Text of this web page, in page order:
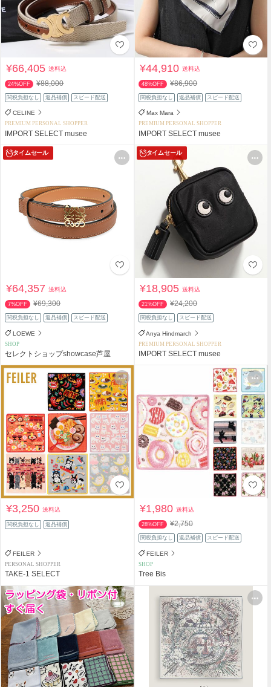
¥66,405送料込
24%OFF ¥88,000
関税負担なし 返品補償 スピード配送
CELINE
PREMIUM PERSONAL SHOPPER
IMPORT SELECT musee
¥44,910送料込
48%OFF ¥86,900
関税負担なし 返品補償 スピード配送
Max Mara
PREMIUM PERSONAL SHOPPER
IMPORT SELECT musee
タイムセール
¥64,357送料込
7%OFF ¥69,300
関税負担なし 返品補償 スピード配送
LOEWE
SHOP
セレクトショップshowcase芦屋
タイムセール
¥18,905送料込
21%OFF ¥24,200
関税負担なし スピード配送
Anya Hindmarch
PREMIUM PERSONAL SHOPPER
IMPORT SELECT musee
¥3,250送料込
関税負担なし 返品補償
FEILER
PERSONAL SHOPPER
TAKE-1 SELECT
¥1,980送料込
28%OFF ¥2,750
関税負担なし 返品補償 スピード配送
FEILER
SHOP
Tree Bis